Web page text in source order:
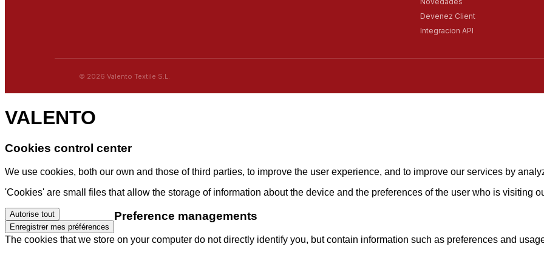
Devenez Client
Integracion API
© 2026 Valento Textile S.L.
VALENTO
Cookies control center
We use cookies, both our own and those of third parties, to improve the user experience, and to improve our services by
'Cookies' are small files that allow the storage of information about the device and the preferences of the user who is visiting
Autorise tout
Enregistrer mes préférences
Preference managements
The cookies that we store on your computer do not directly identify you, but contain information such as preferences and